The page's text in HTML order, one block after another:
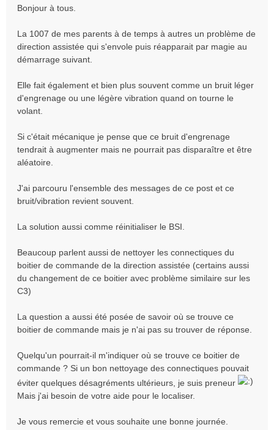
s
g
e
Bonjour à tous.
La 1007 de mes parents à de temps à autres un problème de
direction assistée qui s'envole puis réapparait par magie au
démarrage suivant.
Elle fait également et bien plus souvent comme un bruit léger
d'engrenage ou une légère vibration quand on tourne le
volant.
Si c'était mécanique je pense que ce bruit d'engrenage
tendrait à augmenter mais ne pourrait pas disparaître et être
aléatoire.
J'ai parcouru l'ensemble des messages de ce post et ce
bruit/vibration revient souvent.
La solution aussi comme réinitialiser le BSI.
Beaucoup parlent aussi de nettoyer les connectiques du
boitier de commande de la direction assistée (certains aussi
du changement de ce boitier avec problème similaire sur les
C3)
La question a aussi été posée de savoir où se trouve ce
boitier de commande mais je n'ai pas su trouver de réponse.
Quelqu'un pourrait-il m'indiquer où se trouve ce boitier de
commande ? Si un bon nettoyage des connectiques pouvait
éviter quelques désagréments ultérieurs, je suis preneur
Mais j'ai besoin de votre aide pour le localiser.
Je vous remercie et vous souhaite une bonne journée.